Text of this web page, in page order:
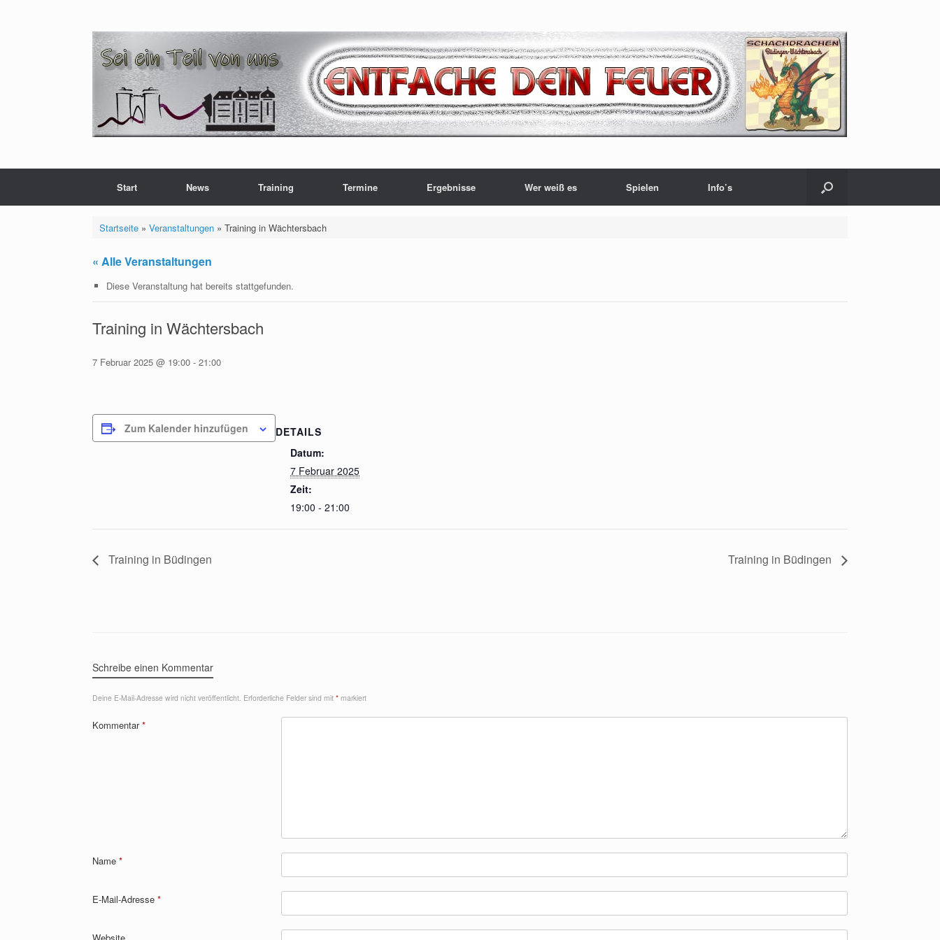
Start News Training Termine Ergebnisse Wer weiß es Spielen Info’s
Startseite» Veranstaltungen» Training in Wächtersbach
« Alle Veranstaltungen
Diese Veranstaltung hat bereits stattgefunden.
Training in Wächtersbach
7 Februar 2025 @ 19:00 - 21:00
Zum Kalender hinzufügen
DETAILS
Datum:
7 Februar 2025
Zeit:
19:00 - 21:00
Training in Büdingen Training in Büdingen
Schreibe einen Kommentar
Deine E-Mail-Adresse wird nicht veröffentlicht. Erforderliche Felder sind mit * markiert
Kommentar*
Name *
E-Mail-Adresse *